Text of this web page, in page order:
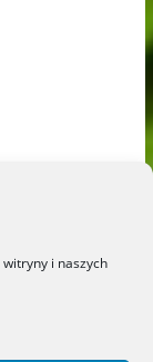
i naszych